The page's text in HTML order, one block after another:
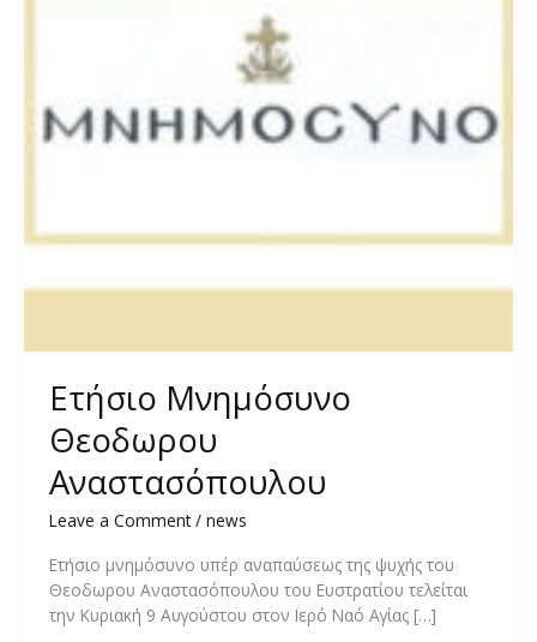
Ετήσιο Μνημόσυνο
Θεοδωρου
Αναστασόπουλου
Leave a Comment / news
Ετήσιο μνημόσυνο υπέρ αναπαύσεως της ψυχής του
Θεοδωρου Αναστασόπουλου του Ευστρατίου τελείται
την Κυριακή 9 Αυγούστου στον Ιερό Ναό Αγίας […]